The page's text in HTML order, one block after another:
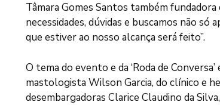
Tâmara Gomes Santos também
necessidades, dúvidas e buscamos não
que estiver ao nosso alcança será feito”.
O tema do evento e da ‘Roda de
mastologista Wilson Garcia, do clínico e
desembargadoras Clarice Claudino da